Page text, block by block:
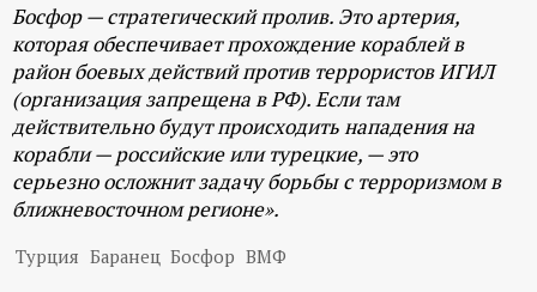
Босфор — стратегический пролив. Это артерия,
которая обеспечивает прохождение кораблей в
район боевых действий против террористов ИГИЛ
(организация запрещена в РФ). Если там
действительно будут происходить нападения на
корабли — российские или турецкие, — это
серьезно осложнит задачу борьбы с терроризмом в
ближневосточном регионе».
Турция Баранец Босфор ВМФ